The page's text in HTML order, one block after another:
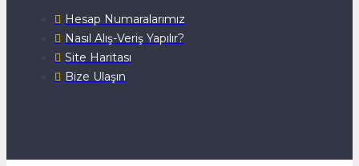
Hesap Numaralarımız
Nasıl Alış-Veriş Yapılır?
Site Haritası
Bize Ulaşın